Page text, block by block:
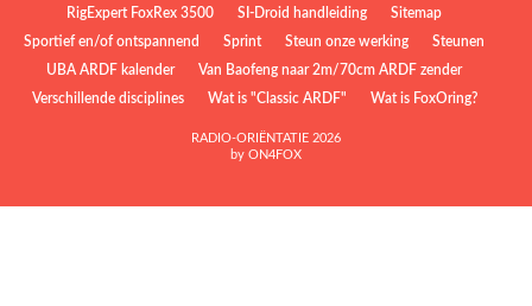
RigExpert FoxRex 3500
SI-Droid handleiding
Sitemap
Sportief en/of ontspannend
Sprint Steun onze werking
Steunen
UBA ARDF kalender
Van Baofeng naar 2m/70cm ARDF zender
Verschillende disciplines
Wat is "Classic ARDF" Wat is FoxOring?
RADIO-ORIËNTATIE 2026
by ON4FOX